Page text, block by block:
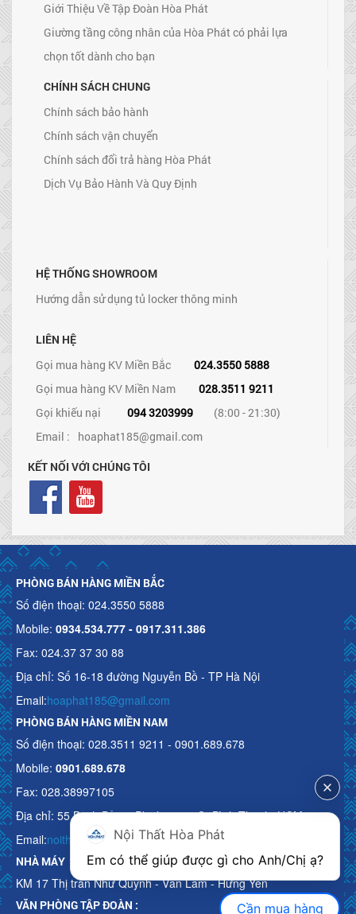
Giới Thiệu Về Tập Đoàn Hòa Phát
Giường tầng công nhân của Hòa Phát có phải lựa
chọn tốt dành cho bạn
CHÍNH SÁCH CHUNG
Chính sách bảo hành
Chính sách vận chuyển
Chính sách đổi trả hàng Hòa Phát
Dịch Vụ Bảo Hành Và Quy Định
HỆ THỐNG SHOWROOM
Hướng dẫn sử dụng tủ locker thông minh
LIÊN HỆ
Gọi mua hàng KV Miền Bắc
024.3550 5888
Gọi mua hàng KV Miền Nam
028.3511 9211
Gọi khiếu nại
094 3203999
(8:00 - 21:30)
Email : hoaphat185@gmail.com
KẾT NỐI VỚI CHÚNG TÔI
PHÒNG BÁN HÀNG MIỀN BẮC
Số điện thoại: 024.3550 5888
Mobile: 0934.534.777 - 0917.311.386
Fax: 024.37 37 30 88
Địa chỉ: Số 16-18 đường Nguyễn Bồ - TP Hà Nội
Email:hoaphat185@gmail.com
PHÒNG BÁN HÀNG MIỀN NAM
Số điện thoại: 028.3511 9211 - 0901.689.678
Mobile: 0901.689.678
Fax: 028.38997105
Địa chỉ: 55 Bạch Đằng, Phường 15, Q. Bình Thạnh, HCM
Email:noithathoaphattot@gmail.com
NHÀ MÁY
KM 17 Thị trấn Như Quỳnh - Văn Lâm - Hưng Yên
VĂN PHÒNG TẬP ĐOÀN :
Nội Thất Hòa Phát
Cần mua hàng